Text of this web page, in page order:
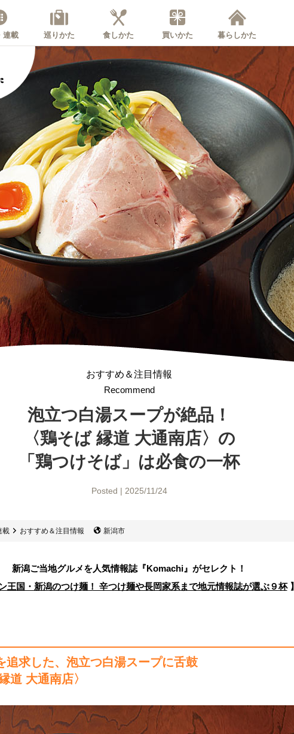
連載 巡りかた 食しかた 買いかた 暮らしかた
おすすめ＆注目情報
Recommend
泡立つ白湯スープが絶品！
〈鶏そば 縁道 大通南店〉の
「鶏つけそば」は必食の一杯
Posted | 2025/11/24
載 おすすめ＆注目情報 新潟市
新潟ご当地グルメを人気情報誌 『Komachi』がセレクト！
王国・新潟のつけ麺！ 辛つけ麺や長岡家系まで地元情報誌が選ぶ９杯】
追求した、泡立つ白湯スープに舌鼓
道 大通南店〉